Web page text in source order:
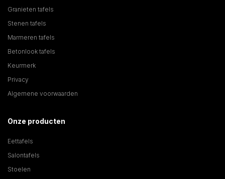
Granieten tafels
Stenen tafels
Marmeren tafels
Betonlook tafels
Keurmerk
Privacy
Algemene voorwaarden
Onze producten
Eettafels
Salontafels
Stoelen